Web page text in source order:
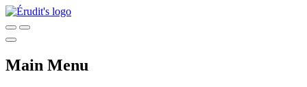
Main Menu